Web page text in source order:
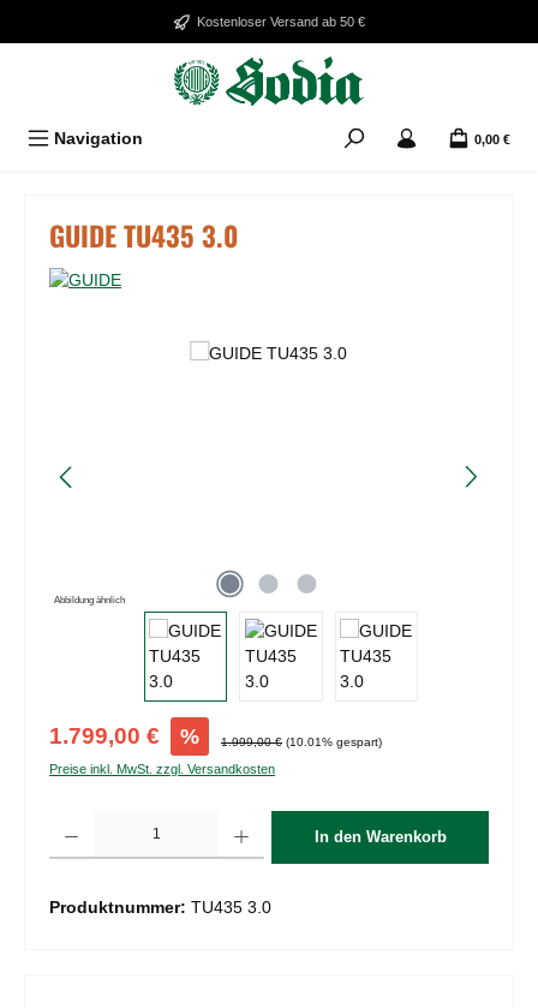
Zum Hauptinhalt springenKostenloser Versand ab 50 €
Navigation 0,00 €
GUIDE TU435 3.0
Bildergalerie überspringen
Abbildung ähnlich
Verkaufspreis:
1.799,00 € % Regulärer Preis:
1.999,00 € (10.01% gespart)
Preise inkl. MwSt. zzgl. Versandkosten
In den Warenkorb
Produktnummer: TU435 3.0